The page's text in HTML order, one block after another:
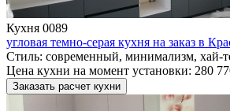
Кухня 0089
угловая темно-серая кухня на заказ в
Стиль: современный, минимализм, хай-
Цена кухни на момент установки: 280
Заказать расчет кухни